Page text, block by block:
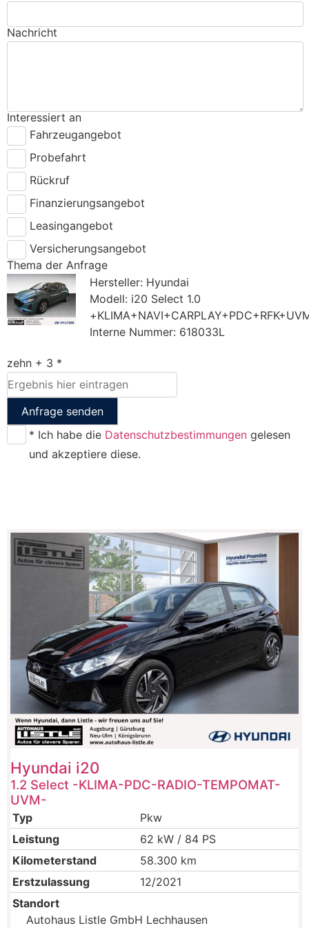
Nachricht
Interessiert an
Fahrzeugangebot
Probefahrt
Rückruf
Finanzierungsangebot
Leasingangebot
Versicherungsangebot
Thema der Anfrage
Hersteller: Hyundai
Modell: i20 Select 1.0
Interne Nummer: 618033L
zehn + 3 *
Anfrage senden
* Ich habe die Datenschutzbestimmungen gelesen
und akzeptiere diese.
Hyundai i20
1.2 Select -KLIMA-PDC-RADIO-TEMPOMAT-
UVM-
Typ
Pkw
Leistung
62 kW / 84 PS
Kilometerstand
58.300 km
Erstzulassung
12/2021
Standort
Autohaus Listle GmbH Lechhausen